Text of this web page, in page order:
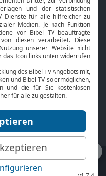
Bibelthek Online-Bibel
Nächster Gottesdienst
Kontakt
TV-Empfang
Datenschutz